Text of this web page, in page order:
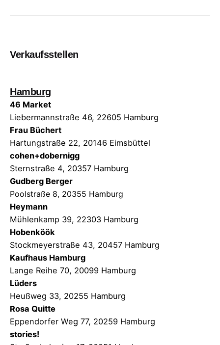
Verkaufsstellen
Hamburg
46 Market
Liebermannstraße 46, 22605 Hamburg
Frau Büchert
Hartungstraße 22, 20146 Eimsbüttel
cohen+dobernigg
Sternstraße 4, 20357 Hamburg
Gudberg Berger
Poolstraße 8, 20355 Hamburg
Heymann
Mühlenkamp 39, 22303 Hamburg
Hobenköök
Stockmeyerstraße 43, 20457 Hamburg
Kaufhaus Hamburg
Lange Reihe 70, 20099 Hamburg
Lüders
Heußweg 33, 20255 Hamburg
Rosa Quitte
Eppendorfer Weg 77, 20259 Hamburg
stories!